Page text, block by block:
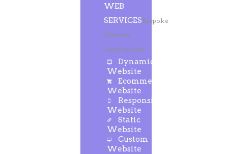
WEB
SERVICESBespoke
Website
Development
Dynamic
Website
Ecommerce
Website
Responsive
Website
Static
Website
Custom
Website